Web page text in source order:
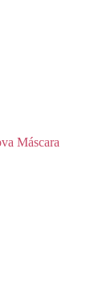
Máscara